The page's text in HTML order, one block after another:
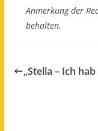
Anmerkung der
behalten.
„Stella – Ich